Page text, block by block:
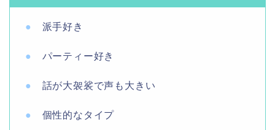
● 派手好き
● パーティー好き
● 話が大袈裟で声も大きい
● 個性的なタイプ